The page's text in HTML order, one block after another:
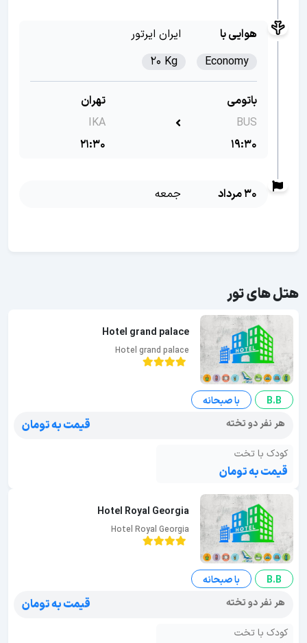
هوایی با
ایران ایرتور
Economy
20 Kg
باتومی
BUS
19:30
تهران
IKA
21:30
30 مرداد جمعه
هتل های تور
Hotel grand palace
Hotel grand palace
B.B
با صبحانه
هر نفر دو تخته
قیمت به تومان
کودک با تخت
قیمت به تومان
Hotel Royal Georgia
Hotel Royal Georgia
B.B
با صبحانه
هر نفر دو تخته
قیمت به تومان
کودک با تخت